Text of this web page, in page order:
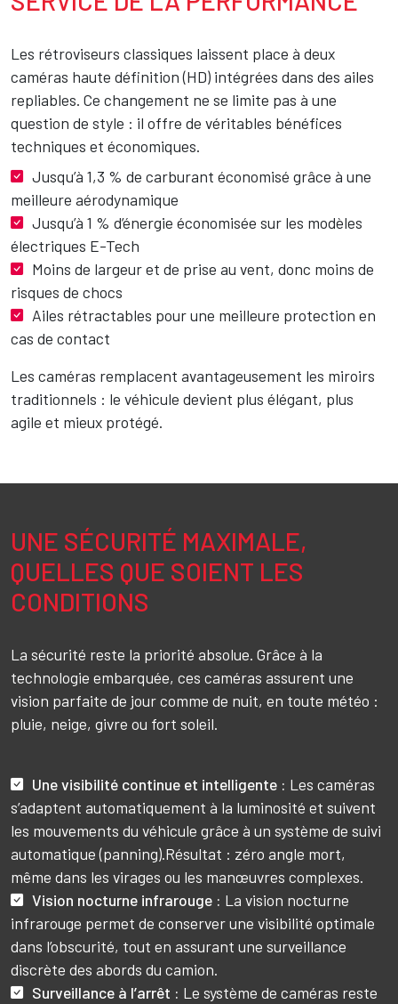
Les rétroviseurs classiques laissent place à deux
caméras haute définition (HD) intégrées dans des ailes
repliables. Ce changement ne se limite pas à une
question de style : il offre de véritables bénéfices
techniques et économiques.
Jusqu’à 1,3 % de carburant économisé grâce à une
meilleure aérodynamique
Jusqu’à 1 % d’énergie économisée sur les modèles
électriques E-Tech
Moins de largeur et de prise au vent, donc moins de
risques de chocs
Ailes rétractables pour une meilleure protection en
cas de contact
Les caméras remplacent avantageusement les miroirs
traditionnels : le véhicule devient plus élégant, plus
agile et mieux protégé.
Texte
UNE SÉCURITÉ MAXIMALE,
QUELLES QUE SOIENT LES
CONDITIONS
La sécurité reste la priorité absolue. Grâce à la
technologie embarquée, ces caméras assurent une
vision parfaite de jour comme de nuit, en toute météo :
pluie, neige, givre ou fort soleil.
Une visibilité continue et intelligente : Les caméras
s’adaptent automatiquement à la luminosité et suivent
les mouvements du véhicule grâce à un système de suivi
automatique (panning).Résultat : zéro angle mort,
même dans les virages ou les manœuvres complexes.
Vision nocturne infrarouge : La vision nocturne
infrarouge permet de conserver une visibilité optimale
dans l’obscurité, tout en assurant une surveillance
discrète des abords du camion.
Surveillance à l’arrêt : Le système de caméras reste